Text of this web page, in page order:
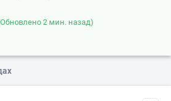
2 мин. назад)